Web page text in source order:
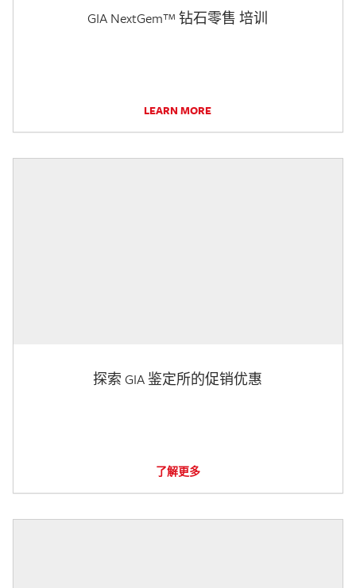
GIA NextGem™ 钻石零售 培训
LEARN MORE
探索 GIA 鉴定所的促销优惠
了解更多